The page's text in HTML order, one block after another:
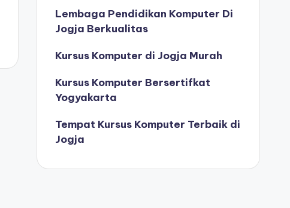
Lembaga Pendidikan Komputer Di
Jogja Berkualitas
Kursus Komputer di Jogja Murah
Kursus Komputer Bersertifkat
Yogyakarta
Tempat Kursus Komputer Terbaik di
Jogja